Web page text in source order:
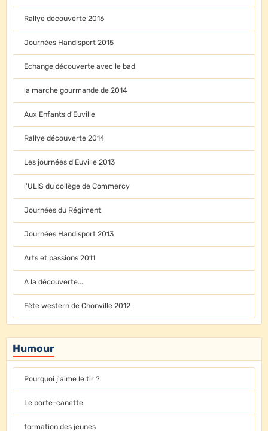
Rallye découverte 2016
Journées Handisport 2015
Echange découverte avec le bad
la marche gourmande de 2014
Aux Enfants d'Euville
Rallye découverte 2014
Les journées d'Euville 2013
l'ULIS du collège de Commercy
Journées du Régiment
Journées Handisport 2013
Arts et passions 2011
A la découverte...
Fête western de Chonville 2012
Humour
Pourquoi j'aime le tir ?
Le porte-canette
formation des jeunes